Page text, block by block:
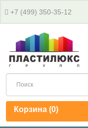
+7 (499) 350-35-12
Корзина (0)